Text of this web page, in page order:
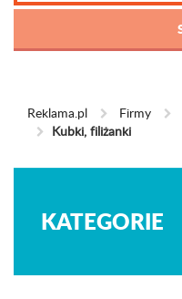
Reklama.pl Firmy
Kubki, filiżanki
KATEGORIE